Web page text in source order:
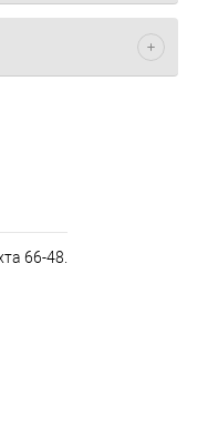
66-48.